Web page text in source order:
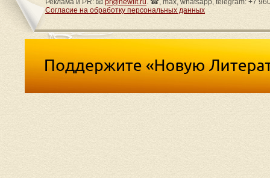
Реклама и PR: 📧 pr@newlit.ru. ☎, max, whatsapp, telegram: +7
Согласие на обработку персональных данных